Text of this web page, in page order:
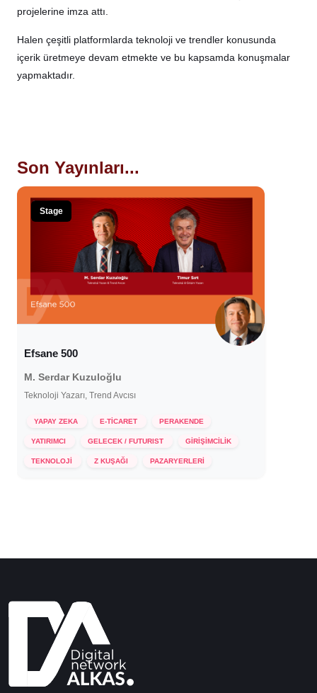
projelerine imza attı.
Halen çeşitli platformlarda teknoloji ve trendler konusunda
içerik üretmeye devam etmekte ve bu kapsamda konuşmalar
yapmaktadır.
Son Yayınları...
Stage
Efsane 500
M. Serdar Kuzuloğlu
Teknoloji Yazarı, Trend Avcısı
YAPAY ZEKA E-TİCARET PERAKENDE
YATIRIMCI GELECEK / FUTURIST GİRİŞİMCİLİK
TEKNOLOJİ Z KUŞAĞI PAZARYERLERİ